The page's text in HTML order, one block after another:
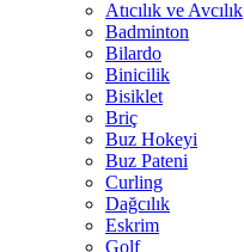
Atıcılık ve Avcılık
Badminton
Bilardo
Binicilik
Bisiklet
Briç
Buz Hokeyi
Buz Pateni
Curling
Dağcılık
Eskrim
Golf